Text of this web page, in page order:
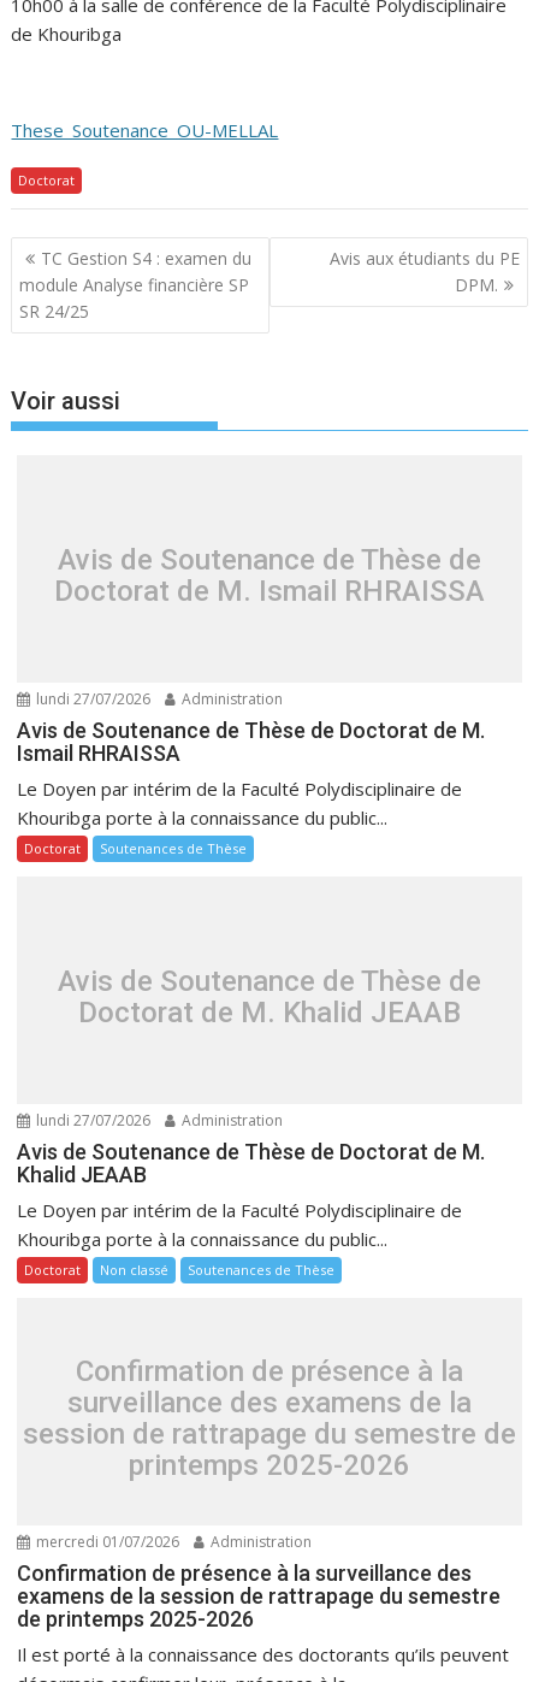
10h00 à la salle de conférence de la Faculté Polydisciplinaire
de Khouribga
These_Soutenance_OU-MELLAL
Doctorat
Navigation
de
l’article
TC Gestion S4 : examen du
module Analyse financière SP
SR 24/25
Avis aux étudiants du PE
DPM.
Voir aussi
Avis de Soutenance de Thèse de
Doctorat de M. Ismail RHRAISSA
lundi 27/07/2026 Administration
Avis de Soutenance de Thèse de Doctorat de M.
Ismail RHRAISSA
Le Doyen par intérim de la Faculté Polydisciplinaire de
Khouribga porte à la connaissance du public...
Doctorat Soutenances de Thèse
Avis de Soutenance de Thèse de
Doctorat de M. Khalid JEAAB
lundi 27/07/2026 Administration
Avis de Soutenance de Thèse de Doctorat de M.
Khalid JEAAB
Le Doyen par intérim de la Faculté Polydisciplinaire de
Khouribga porte à la connaissance du public...
Doctorat Non classé Soutenances de Thèse
Confirmation de présence à la
surveillance des examens de la
session de rattrapage du semestre de
printemps 2025-2026
mercredi 01/07/2026 Administration
Confirmation de présence à la surveillance des
examens de la session de rattrapage du semestre
de printemps 2025-2026
Il est porté à la connaissance des doctorants qu’ils peuvent